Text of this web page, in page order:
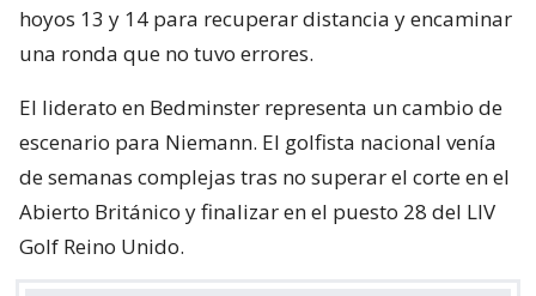
hoyos 13 y 14 para recuperar distancia y encaminar
una ronda que no tuvo errores.
El liderato en Bedminster representa un cambio de
escenario para Niemann. El golfista nacional venía
de semanas complejas tras no superar el corte en el
Abierto Británico y finalizar en el puesto 28 del LIV
Golf Reino Unido.